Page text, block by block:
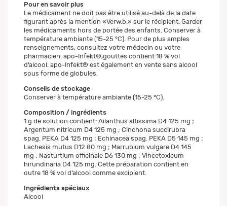
Pour en savoir plus
Le médicament ne doit pas être utilisé au-delà de la date
figurant après la mention «Verw.b.» sur le récipient. Garder
les médicaments hors de portée des enfants. Conserver à
température ambiante (15-25 °C). Pour de plus amples
renseignements, consultez votre médecin ou votre
pharmacien. apo-Infekt®,gouttes contient 18 % vol
d’alcool. apo-Infekt® est également en vente sans alcool
sous forme de globules.
Conseils de stockage
Conserver à température ambiante (15-25 °C).
Composition / ingrédients
1 g de solution contient: Ailanthus altissima D4 125 mg ;
Argentum nitricum D4 125 mg ; Cinchona succirubra
spag. PEKA D4 125 mg ; Echinacea spag. PEKA D5 145 mg ;
Lachesis mutus D12 80 mg ; Marrubium vulgare D4 145
mg ; Nasturtium officinale D6 130 mg ; Vincetoxicum
hirundinaria D4 125 mg. Cette préparation contient en
outre 18 % vol d’alcool comme excipient.
Ingrédients spéciaux
Alcool